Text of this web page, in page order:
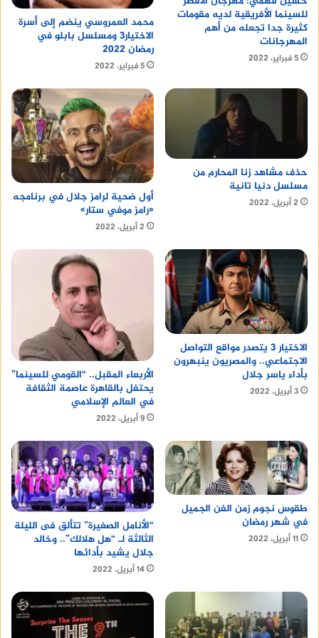
مطاعم العذيبه
شركات seo في مصر
bluetooth speakers price
s23 ultra
للسينما الأفريقية لديه مقومات
كثيرة جدا تجعله من أهم
المهرجانات
5 فبراير، 2022
محمد العمروسي ينضم إلى أسرة
الاختيار3 ومسلسل بابلو في
رمضان 2022
5 فبراير، 2022
حذف مشاهد زنا المحارم من
مسلسل دنيا تانية
2 أبريل، 2022
أول ضحية لرامز جلال في برنامجه
«رامز موفي ستار»
2 أبريل، 2022
الاختيار 3 يتصدر مواقع التواصل
الاجتماعي.. والمصريون ينبهرون
بأداء ياسر جلال
3 أبريل، 2022
الأربعاء المقبل.. “القومي للسينما”
يحتفل بالقاهرة عاصمة الثقافة
في العالم الإسلامي
9 أبريل، 2022
طقوس نجوم زمن الفن الجميل
في شهر رمضان
11 أبريل، 2022
“الأنامل الصغيرة” تتألق فى الليلة
الثالثة لـ “هل هلالك”.. وخالد
جلال يشيد بأدائها
14 أبريل، 2022